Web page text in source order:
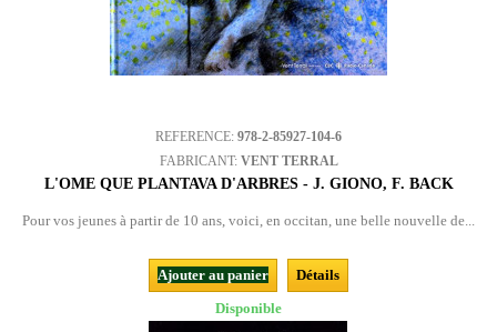
REFERENCE: 978-2-85927-104-6
FABRICANT: VENT TERRAL
L'OME QUE PLANTAVA D'ARBRES - J. GIONO, F. BACK
Pour vos jeunes à partir de 10 ans, voici, en occitan, une belle nouvelle de...
Ajouter au panier
Détails
Disponible